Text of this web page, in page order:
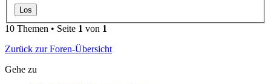
10 Themen • Seite 1 von 1
Zurück zur Foren-Übersicht
Gehe zu